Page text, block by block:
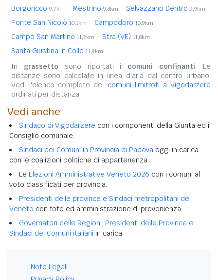
Borgoricco 9,7km Mestrino 9,8km Selvazzano Dentro 9,9km
Ponte San Nicolò 10,1km Campodoro 10,9km
Campo San Martino 11,2km Stra (VE) 11,8km
Santa Giustina in Colle 11,9km
In grassetto sono riportati i comuni confinanti. Le
distanze sono calcolate in linea d'aria dal centro urbano.
Vedi l'elenco completo dei comuni limitrofi a Vigodarzere
ordinati per distanza.
Vedi anche
Sindaco di Vigodarzere con i componenti della Giunta ed il
Consiglio comunale.
Sindaci dei Comuni in Provincia di Padova oggi in carica
con le coalizioni politiche di appartenenza.
Le Elezioni Amministrative Veneto 2026 con i comuni al
voto classificati per provincia.
Presidenti delle province e Sindaci metropolitani del
Veneto con foto ed amministrazione di provenienza.
Governatori delle Regioni, Presidenti delle Province e
Sindaci dei Comuni italiani in carica.
Note Legali